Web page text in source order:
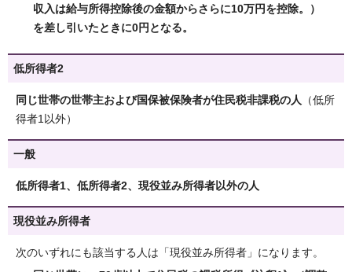
収入は給与所得控除後の金額からさらに10万円を控除。）
を差し引いたときに0円となる。
低所得者2
同じ世帯の世帯主および国保被保険者が住民税非課税の人 （低所
得者1以外）
一般
低所得者1、低所得者2、現役並み所得者以外の人
現役並み所得者
次のいずれにも該当する人は「現役並み所得者」になります。